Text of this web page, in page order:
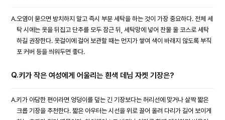
A.오염이 묻으면 방치하지 말고 즉시 부분 세탁을 하는 것이 가장 중요하다. 전체 세
탁 시에는 옷을 뒤집고 단추를 모두 잠근 뒤, 세탁망에 넣어 찬물 울 코스로 세탁
하길 권장한다. 옷걸이에 걸어 보관할 때는 먼지가 쌓여 색이 바래지 않도록 부직
포 커버 등을 씌워두면 좋다.
Q.키가 작은 여성에게 어울리는 흰색 데님 자켓 기장은?
A.키가 아담한 편이라면 엉덩이를 덮는 긴 기장보다는 허리선에 맞거나 살짝 짧은
크롭 기장을 추천한다. 짧은 아우터는 시선을 위로 끌어 올려 다리가 길어 보이게